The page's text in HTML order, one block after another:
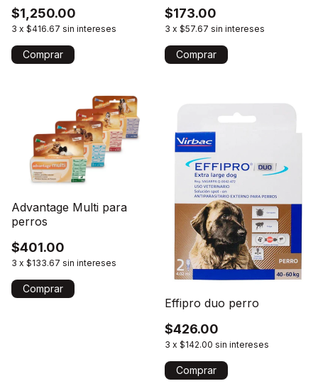
$1,250.00
3 x $416.67 sin intereses
Comprar
$173.00
3 x $57.67 sin intereses
Comprar
Advantage Multi para
perros
$401.00
3 x $133.67 sin intereses
Comprar
Effipro duo perro
$426.00
3 x $142.00 sin intereses
Comprar